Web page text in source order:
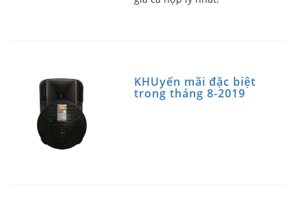
KHUyến mãi đặc biệt
trong tháng 8-2019